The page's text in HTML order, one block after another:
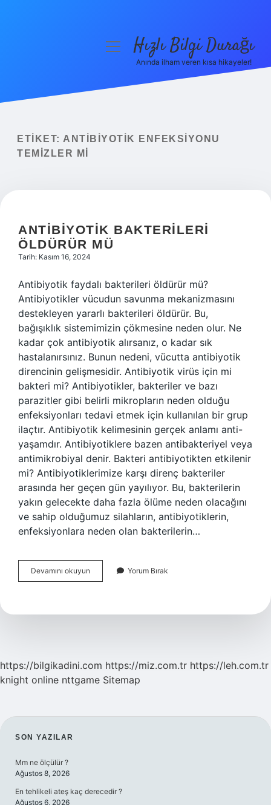
Yasal Uyarı
menüyüHızlı Bilgi Durağı
Anında ilham veren kısa hikayeler!
ETIKET: ANTIBIYOTIK ENFEKSIYONU
TEMIZLER MI
ANTIBIYOTIK BAKTERILERI
ÖLDÜRÜR MÜ
Tarih: Kasım 16, 2024
Antibiyotik faydalı bakterileri öldürür mü?
Antibiyotikler vücudun savunma mekanizmasını
destekleyen yararlı bakterileri öldürür. Bu,
bağışıklık sistemimizin çökmesine neden olur. Ne
kadar çok antibiyotik alırsanız, o kadar sık ​​
hastalanırsınız. Bunun nedeni, vücutta antibiyotik
direncinin gelişmesidir. Antibiyotik virüs için mi
bakteri mi? Antibiyotikler, bakteriler ve bazı
parazitler gibi belirli mikropların neden olduğu
enfeksiyonları tedavi etmek için kullanılan bir grup
ilaçtır. Antibiyotik kelimesinin gerçek anlamı anti-
yaşamdır. Antibiyotiklere bazen antibakteriyel veya
antimikrobiyal denir. Bakteri antibiyotikten etkilenir
mi? Antibiyotiklerimize karşı direnç bakteriler
arasında her geçen gün yayılıyor. Bu, bakterilerin
yakın gelecekte daha fazla ölüme neden olacağını
ve sahip olduğumuz silahların, antibiyotiklerin,
enfeksiyonlara neden olan bakterilerin…
Devamını okuyun Antibiyotik
Bakterileri
Yorum Bırak
https://bilgikadini.com https://miz.com.tr https://leh.com.tr
knight online nttgame Sitemap
SIDEBAR
SON YAZILAR
Mm ne ölçülür ?
Ağustos 8, 2026
En tehlikeli ateş kaç derecedir ?
Ağustos 6, 2026